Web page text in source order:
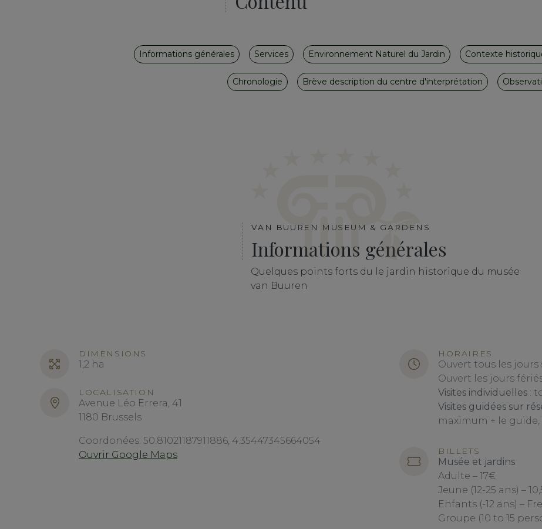
Informations générales Services Environnement Naturel du Jardin Contexte
Chronologie Brève description du centre d'interprétation
VAN BUUREN MUSEUM & GARDENS
Informations générales
Quelques points forts du le jardin historique du musée
van Buuren
DIMENSIONS
1,2 ha
LOCALISATION
Avenue Léo Errera, 41
1180 Brussels
Coordonées: 50.81021187911886, 4.35447345664054
Ouvrir Google Maps
HORAIRES
Ouvert tous les jours
Ouvert les jours
Visites individuelles :
Visites guidées sur
maximum + le guide,
BILLETS
Musée et jardins
Adulte – 17€
Jeune (12-25 ans) –
Enfants (-12 ans) –
Groupe (10 to 15